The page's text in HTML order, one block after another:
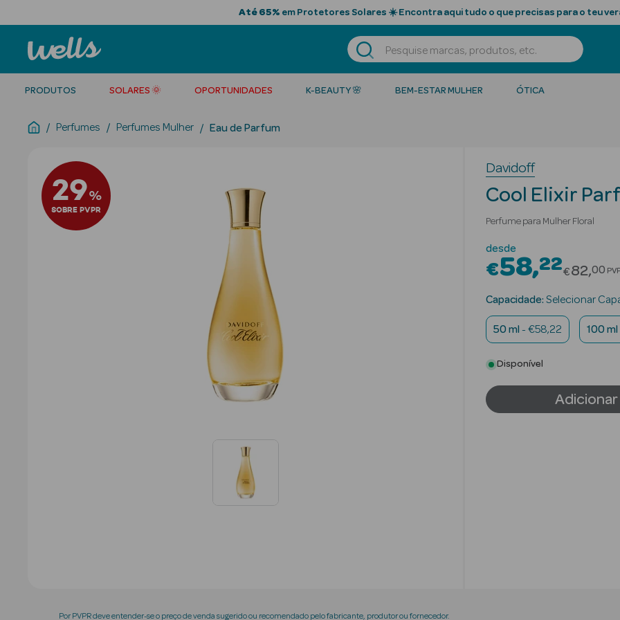
Até 65% em Protetores Solares ☀️ Encontra aqui tudo o que precisas para o teu
PRODUTOS SOLARES 🌞 OPORTUNIDADES K-BEAUTY 🌸 BEM-ESTAR MULHER ÓTICA
Perfumes Perfumes Mulher Eau de Parfum
29%
SOBRE PVPR
Davidoff
Cool Elixir
Perfume para Mulher Floral
desde
€58 22Price
€82 00
Capacidade: Selecionar
50 ml - €58,22 100 ml
Disponível
Adicionar
Por PVPR deve entender-se o preço de venda sugerido ou recomendado pelo fabricante, produtor ou fornecedor.